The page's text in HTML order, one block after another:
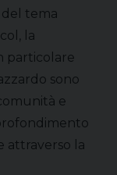
del tema
la
particolare
sono
e
attraverso la